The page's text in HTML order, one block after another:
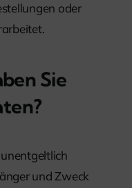
oder
Sie
und Zweck